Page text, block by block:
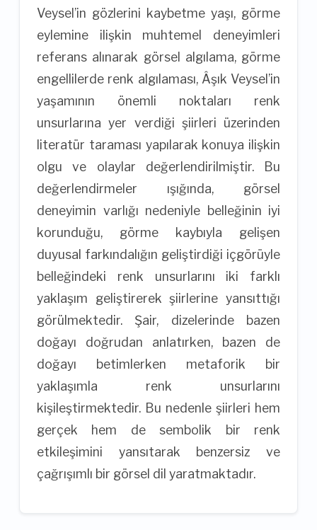
Veysel’in gözlerini kaybetme yaşı, görme
eylemine ilişkin muhtemel deneyimleri
referans alınarak görsel algılama, görme
engellilerde renk algılaması, Âşık Veysel’in
yaşamının önemli noktaları renk
unsurlarına yer verdiği şiirleri üzerinden
literatür taraması yapılarak konuya ilişkin
olgu ve olaylar değerlendirilmiştir. Bu
değerlendirmeler ışığında, görsel
deneyimin varlığı nedeniyle belleğinin iyi
korunduğu, görme kaybıyla gelişen
duyusal farkındalığın geliştirdiği içgörüyle
belleğindeki renk unsurlarını iki farklı
yaklaşım geliştirerek şiirlerine yansıttığı
görülmektedir. Şair, dizelerinde bazen
doğayı doğrudan anlatırken, bazen de
doğayı betimlerken metaforik bir
yaklaşımla renk unsurlarını
kişileştirmektedir. Bu nedenle şiirleri hem
gerçek hem de sembolik bir renk
etkileşimini yansıtarak benzersiz ve
çağrışımlı bir görsel dil yaratmaktadır.